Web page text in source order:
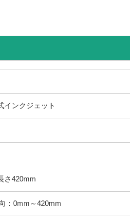
インクジェット
さ420mm
：0mm～420mm